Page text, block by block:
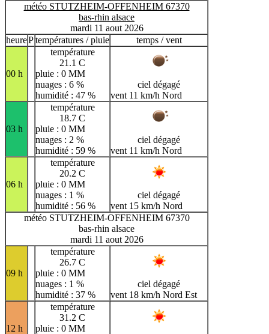
météo STUTZHEIM-OFFENHEIM 67370
bas-rhin alsace
mardi 11 aout 2026
heurePtempératures / pluie temps / vent
00 h
température
21.1 C
pluie : 0 MM
nuages : 6 %
humidité : 47 %
ciel dégagé
vent 11 km/h Nord
03 h
température
18.7 C
pluie : 0 MM
nuages : 2 %
humidité : 59 %
ciel dégagé
vent 11 km/h Nord
06 h
température
20.2 C
pluie : 0 MM
nuages : 1 %
humidité : 56 %
ciel dégagé
vent 15 km/h Nord
météo STUTZHEIM-OFFENHEIM 67370
bas-rhin alsace
mardi 11 aout 2026
09 h
température
26.7 C
pluie : 0 MM
nuages : 1 %
humidité : 37 %
ciel dégagé
vent 18 km/h Nord Est
12 h
température
31.2 C
pluie : 0 MM